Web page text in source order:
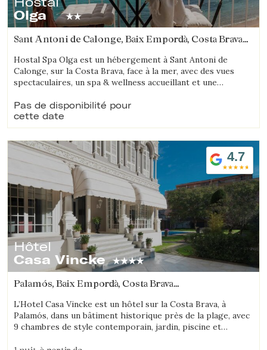
Olga
Sant Antoni de Calonge, Baix Empordà, Costa Brava
Hostal Spa Olga est un hébergement à Sant Antoni de
Calonge, sur la Costa Brava, face à la mer, avec des vues
spectaculaires, un spa & wellness accueillant et une
Pas de disponibilité pour
cette date
4.7
Hôtel
Casa Vincke
Palamós, Baix Empordà, Costa Brava
L’Hotel Casa Vincke est un hôtel sur la Costa Brava, à
Palamós, dans un bâtiment historique près de la plage, avec
9 chambres de style contemporain, jardin, piscine et